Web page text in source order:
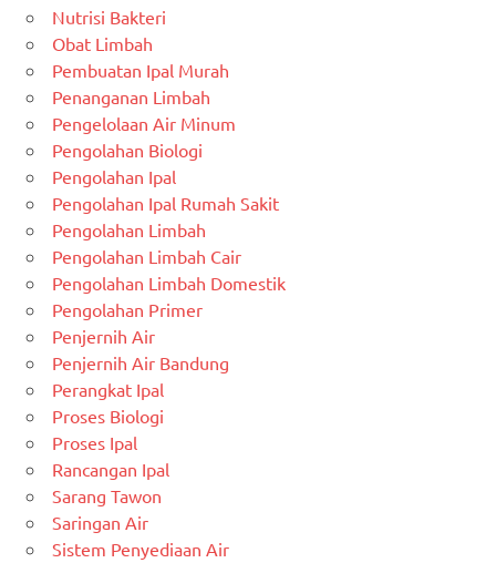
Nutrisi Bakteri
Obat Limbah
Pembuatan Ipal Murah
Penanganan Limbah
Pengelolaan Air Minum
Pengolahan Biologi
Pengolahan Ipal
Pengolahan Ipal Rumah Sakit
Pengolahan Limbah
Pengolahan Limbah Cair
Pengolahan Limbah Domestik
Pengolahan Primer
Penjernih Air
Penjernih Air Bandung
Perangkat Ipal
Proses Biologi
Proses Ipal
Rancangan Ipal
Sarang Tawon
Saringan Air
Sistem Penyediaan Air